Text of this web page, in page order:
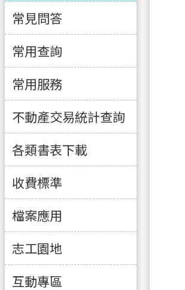
常見問答
常用查詢
常用服務
不動產交易統計查詢
各類書表下載
收費標準
檔案應用
志工園地
互動專區